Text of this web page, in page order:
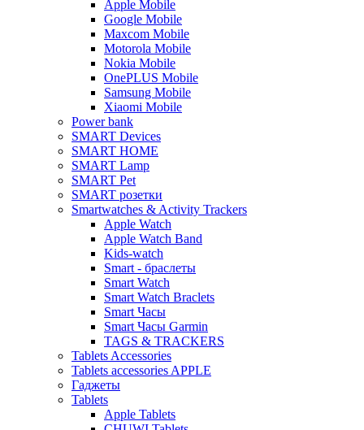
Apple Mobile
Google Mobile
Maxcom Mobile
Motorola Mobile
Nokia Mobile
OnePLUS Mobile
Samsung Mobile
Xiaomi Mobile
Power bank
SMART Devices
SMART HOME
SMART Lamp
SMART Pet
SMART розетки
Smartwatches & Activity Trackers
Apple Watch
Apple Watch Band
Kids-watch
Smart - браслеты
Smart Watch
Smart Watch Braclets
Smart Часы
Smart Часы Garmin
TAGS & TRACKERS
Tablets Accessories
Tablets accessories APPLE
Гаджеты
Tablets
Apple Tablets